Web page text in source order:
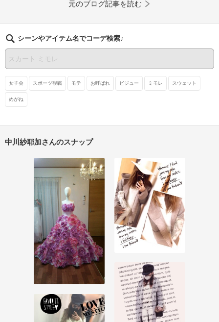
元のブログ記事を読む
シーンやアイテム名でコーデ検索♪
女子会 スポーツ観戦 モテ お呼ばれ ビジュー ミモレ スウェット
めがね
中川紗耶加さんのスナップ